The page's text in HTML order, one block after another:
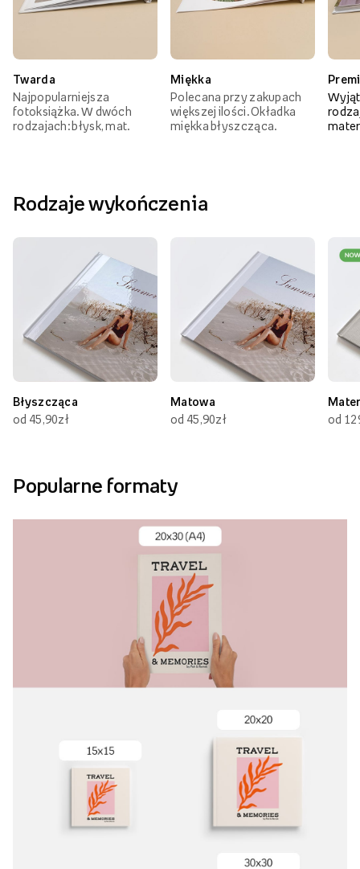
Twarda
Najpopularniejsza
fotoksiążka. W dwóch
rodzajach: błysk, mat.
Miękka
Polecana przy zakupach
większej ilości. Okładka
miękka błyszcząca.
Rodzaje wykończenia
Błyszcząca
od 45,90zł
Matowa
od 45,90zł
od
Popularne formaty